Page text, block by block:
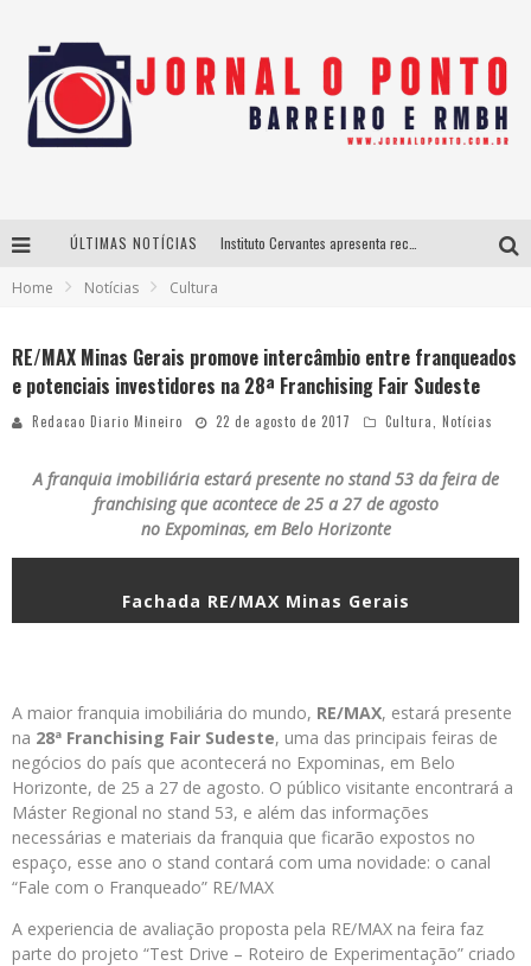
ÚLTIMAS NOTÍCIAS
Projeta Cultura abre inscrições gratuitas em São João del-Rei para oficinas de elaboração de projetos culturais e inteligência artificial
Home Notícias Cultura
RE/MAX Minas Gerais promove intercâmbio entre franqueados
e potenciais investidores na 28ª Franchising Fair Sudeste
Redacao Diario Mineiro 22 de agosto de 2017 Cultura Notícias
A franquia imobiliária estará presente no stand 53 da feira de
franchising que acontece de 25 a 27 de agosto
no Expominas, em Belo Horizonte
Fachada RE/MAX Minas Gerais
A maior franquia imobiliária do mundo, RE/MAX, estará presente
na 28ª Franchising Fair Sudeste, uma das principais feiras de
negócios do país que acontecerá no Expominas, em Belo
Horizonte, de 25 a 27 de agosto. O público visitante encontrará a
Máster Regional no stand 53, e além das informações
necessárias e materiais da franquia que ficarão expostos no
espaço, esse ano o stand contará com uma novidade: o canal
“Fale com o Franqueado” RE/MAX
A experiencia de avaliação proposta pela RE/MAX na feira faz
parte do projeto “Test Drive – Roteiro de Experimentação” criado